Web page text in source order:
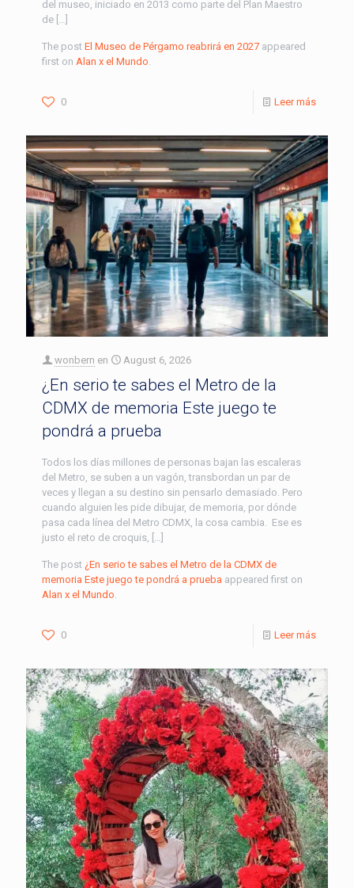
del museo, iniciado en 2013 como parte del Plan Maestro
de […]
The post El Museo de Pérgamo reabrirá en 2027 appeared
first on Alan x el Mundo
0 Leer más
wonbern en August 6, 2026
¿En serio te sabes el Metro de la
CDMX de memoria Este juego te
pondrá a prueba
Todos los días millones de personas bajan las escaleras
del Metro, se suben a un vagón, transbordan un par de
veces y llegan a su destino sin pensarlo demasiado. Pero
cuando alguien les pide dibujar, de memoria, por dónde
pasa cada línea del Metro CDMX, la cosa cambia. Ese es
justo el reto de croquis, […]
The post ¿En serio te sabes el Metro de la CDMX de
memoria Este juego te pondrá a prueba appeared first on
Alan x el Mundo.
0 Leer más